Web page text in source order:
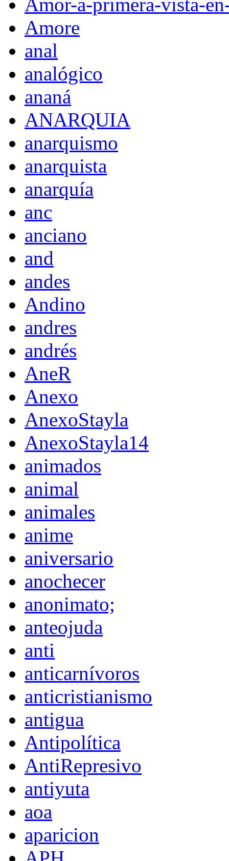
Amor-a-primera-vista-
Amore
anal
analógico
ananá
ANARQUIA
anarquismo
anarquista
anarquía
anc
anciano
and
andes
Andino
andres
andrés
AneR
Anexo
AnexoStayla
AnexoStayla14
animados
animal
animales
anime
aniversario
anochecer
anonimato;
anteojuda
anti
anticarnívoros
anticristianismo
antigua
Antipolítica
AntiRepresivo
antiyuta
aoa
aparicion